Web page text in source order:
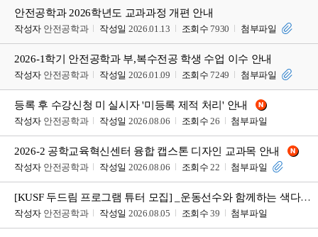
안전공학과 2026학년도 교과과정 개편 안내
작성자 안전공학과 작성일 2026.01.13 조회수 7930 첨부파일
2026-1학기 안전공학과 부,복수전공 학생 수업 이수 안내
작성자 안전공학과 작성일 2026.01.09 조회수 7249 첨부파일
등록 후 수강신청 미 실시자 '미등록 제적 처리' 안내
작성자 안전공학과 작성일 2026.08.06 조회수 26 첨부파일
2026-2 공학교육혁신센터 융합 캡스톤 디자인 교과목 안내
작성자 안전공학과 작성일 2026.08.06 조회수 22 첨부파일
[KUSF 두드림 프로그램 튜터 모집] _운동선수와 함께하는 색다른 교류형 수업
작성자 안전공학과 작성일 2026.08.05 조회수 39 첨부파일